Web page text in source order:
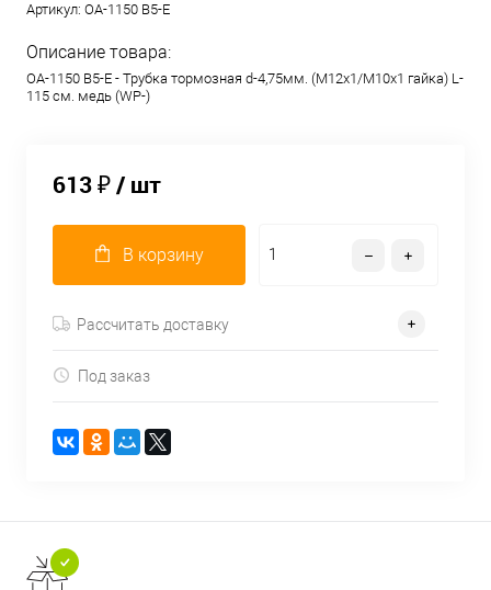
Артикул: OA-1150 B5-E
Описание товара:
OA-1150 B5-E - Трубка тормозная d-4,75мм. (М12х1/М10х1 гайка) L-
115 см. медь (WP-)
613 ₽/ шт
В корзину
Рассчитать доставку
Под заказ